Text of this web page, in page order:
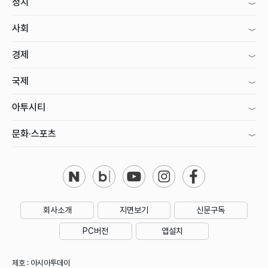
사회
경제
국제
아투시티
문화·스포츠
회사소개 지면보기 신문구독
PC버전 앱설치
제호 : 아시아투데이